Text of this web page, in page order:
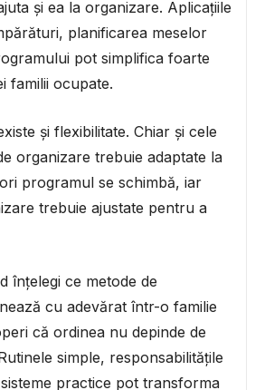
și ea la organizare. Aplicațiile
planificarea meselor
pot simplifica foarte
familii ocupate.
și flexibilitate. Chiar și cele
organizare trebuie adaptate la
programul se schimbă, iar
trebuie ajustate pentru a
înțelegi ce metode de
cu adevărat într-o familie
că ordinea nu depinde de
simple, responsabilitățile
practice pot transforma